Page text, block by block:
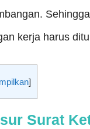
kerja harus
]
Surat